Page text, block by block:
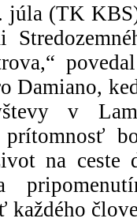
júla (TK
Damiano,
v
prítomnosť
na ceste
každého